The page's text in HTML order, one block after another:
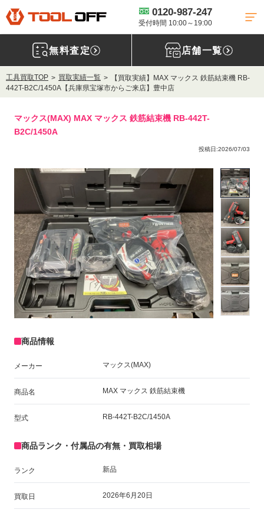
0120-987-247
受付時間 10:00～19:00
無料査定 店舗一覧
工具買取TOP 買取実績一覧
【買取実績】MAX マックス 鉄筋結束機 RB-
442T-B2C/1450A【兵庫県宝塚市からご来店】豊中店
マックス(MAX) MAX マックス 鉄筋結束機 RB-442T-
B2C/1450A
投稿日:2026/07/03
商品情報
メーカー マックス(MAX)
商品名 MAX マックス 鉄筋結束機
型式 RB-442T-B2C/1450A
商品ランク・付属品の有無・買取相場
ランク 新品
買取日 2026年6月20日